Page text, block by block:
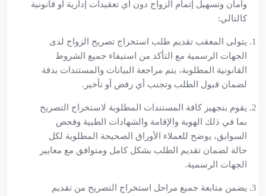
وأمان وتسهيل إتمام الزواج دون أي تعقيدات إدارية أو قانونية
كالتالي:
يتولى المعقب تقديم طلب استخراج تصريح الزواج لدى
الجهات الرسمية مع التأكد من استيفاء جميع الشروط
القانونية المطلوبة، يتم مراجعة البيانات والمستندات بدقة
لضمان قبول الطلب وتجنب أي رفض أو تأخير.
يقوم بتجهيز كافة المستندات المطلوبة لاستخراج التصريح
بما في ذلك الهوية والإقامة والشهادات الطبية وفحص
السوابق، يوضح للعملاء الأوراق الصحيحة المطلوبة لكل
حالة لضمان تقديم الطلب بشكل كامل ومتوافق مع معايير
الجهات الرسمية.
يضمن متابعة جميع مراحل استخراج التصريح من تقديم